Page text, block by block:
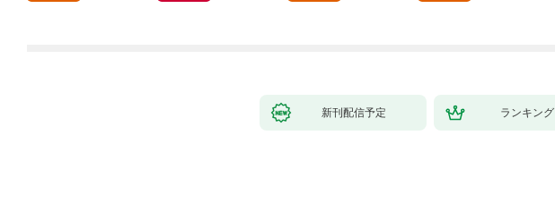
新刊配信予定 ランキング